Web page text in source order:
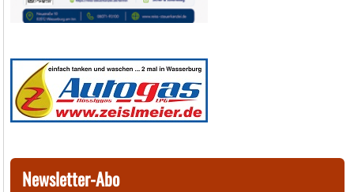
Newsletter-Abo